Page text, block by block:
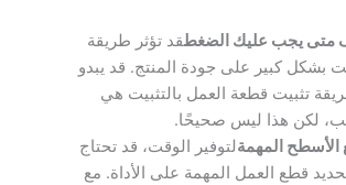
متى يجب عليك الضغطقد تؤثر طريقة
بشكل كبير على جودة المنتج. قد يبدو
تثبيت قطعة العمل بالتثبيت هي
لكن هذا ليس صحيحًا.
الأسطح المهمةلتوفير الوقت، قد تحتاج
قطع العمل المهمة على الأداة. مع